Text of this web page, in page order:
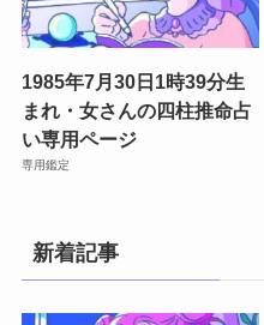
1985年7月30日1時39分生
まれ・女さんの四柱推命占
い専用ページ
専用鑑定
新着記事